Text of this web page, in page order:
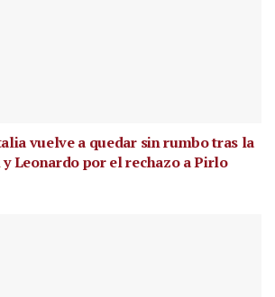
vuelve a quedar sin rumbo tras la
Leonardo por el rechazo a Pirlo